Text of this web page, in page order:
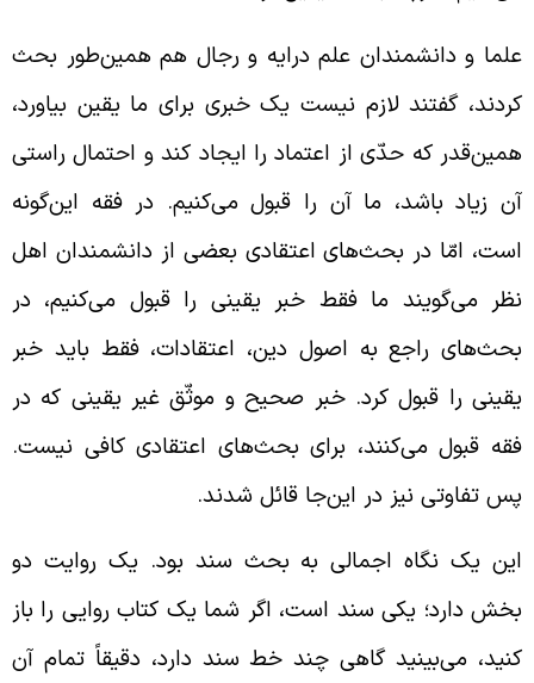
و دانشمندان علم درایه و رجال هم همین‌طور بحث
گفتند لازم نیست یک خبری برای ما یقین بیاورد،
که حدّی از اعتماد را ایجاد کند و احتمال راستی
زیاد باشد، ما آن را قبول می‌کنیم. در فقه این‌گونه
امّا در بحث‌های اعتقادی بعضی از دانشمندان اهل
می‌گویند ما فقط خبر یقینی را قبول می‌کنیم، در
راجع به اصول دین، اعتقادات، فقط باید خبر
را قبول کرد. خبر صحیح و موثّق غیر یقینی که در
قبول می‌کنند، برای بحث‌های اعتقادی کافی نیست.
تفاوتی نیز در این‌جا قائل شدند.
یک نگاه اجمالی به بحث سند بود. یک روایت دو
دارد؛ یکی سند است، اگر شما یک کتاب روایی را باز
می‌بینید گاهی چند خط سند دارد، دقیقاً تمام آن